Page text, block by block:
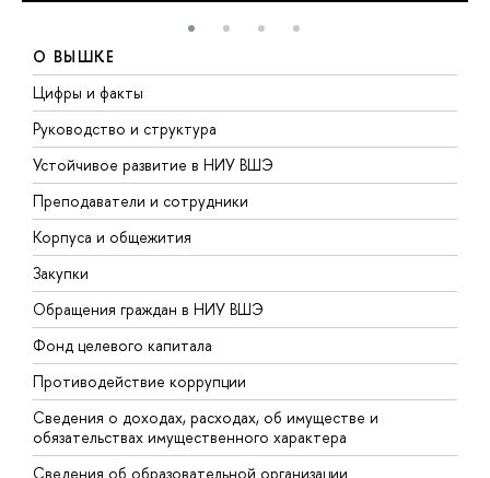
О ВЫШКЕ
Цифры и факты
Руководство и структура
Устойчивое развитие в НИУ ВШЭ
Преподаватели и сотрудники
Корпуса и общежития
Закупки
Обращения граждан в НИУ ВШЭ
Фонд целевого капитала
Противодействие коррупции
Сведения о доходах, расходах, об имуществе и
обязательствах имущественного характера
Сведения об образовательной организации